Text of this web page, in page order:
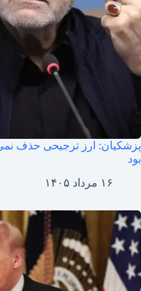
پزشکیان: ارز ترجیحی حذف
بود
۱۶ مرداد ۱۴۰۵